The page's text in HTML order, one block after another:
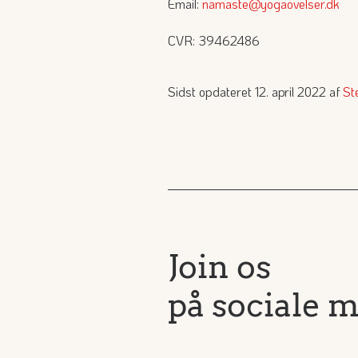
Email: namaste@yogaovelser.dk
CVR: 39462486
Sidst opdateret 12. april 2022 af
Join os
på sociale